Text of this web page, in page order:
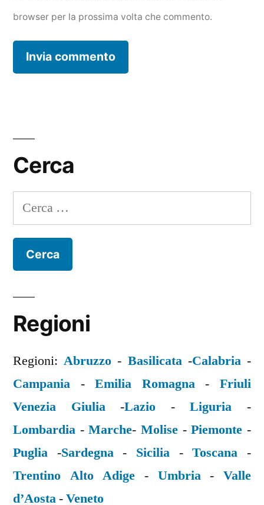
browser per la prossima volta che commento.
Cerca
Ricerca
per:
Regioni
Regioni:Abruzzo - Basilicata-Calabria-
Campania -Emilia Romagna-Friuli
Venezia Giulia-Lazio -Liguria -
Lombardia -Marche-Molise -Piemonte -
Puglia -Sardegna- Sicilia -Toscana -
Trentino Alto Adige - Umbria-Valle
d’Aosta-Veneto